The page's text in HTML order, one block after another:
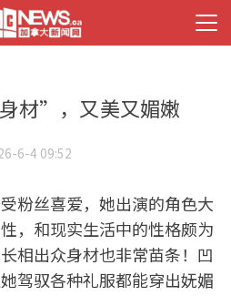
材”，又美又媚嫩
6-4 09:52
粉丝喜爱，她出演的角色大
，和现实生活中的性格颇为
相出众身材也非常苗条！凹
驾驭各种礼服都能穿出妩媚